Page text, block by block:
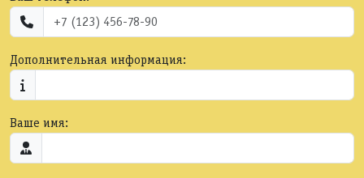
Дополнительная информация:
Ваше имя: